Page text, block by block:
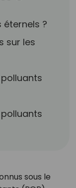
?
sur les
sous le